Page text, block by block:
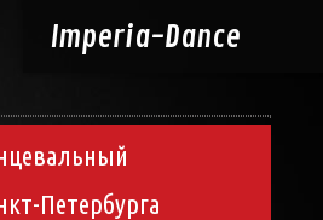
Imperia-Dance
Петербурга